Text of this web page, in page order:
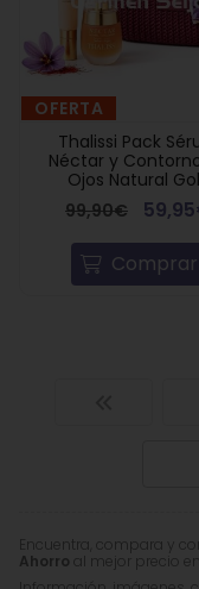
Encuentra, compara y
Ahorro al mejor precio
OFERTA
Thalissi Pack
Néctar y
Ojos Natural
99,90€
Comprar